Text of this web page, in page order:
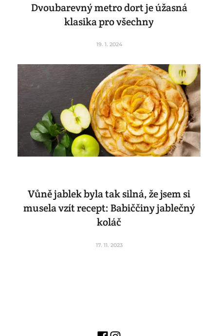
Dvoubarevný metro dort je úžasná
klasika pro všechny
19. 1. 2024
Vůně jablek byla tak silná, že jsem si
musela vzít recept: Babiččiny jablečný
koláč
17. 11. 2023